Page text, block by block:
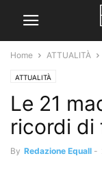
Home ATTUALITÀ
ATTUALITÀ
Le 21
ricordi di
By Redazione Equall -